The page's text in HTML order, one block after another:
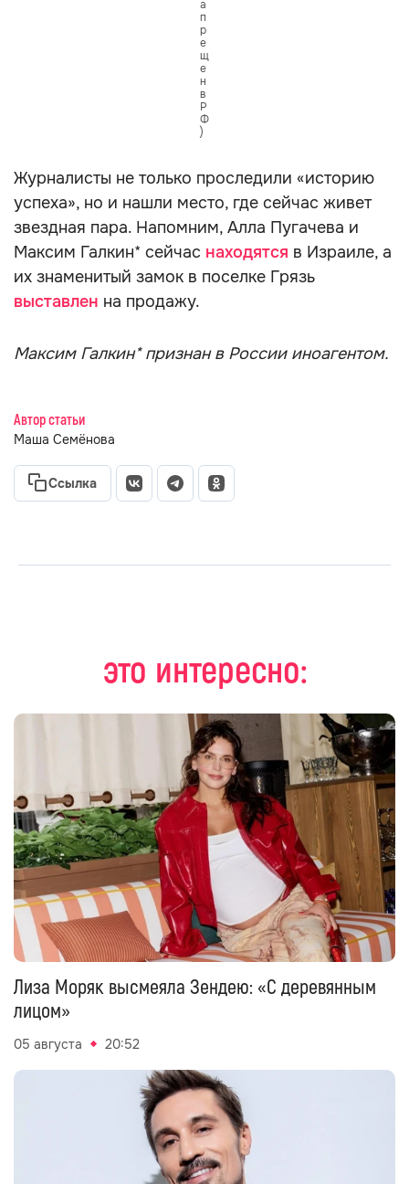
а
п
р
е
щ
е
н
в
Р
Ф
)
Журналисты не только проследили «историю
успеха», но и нашли место, где сейчас живет
звездная пара. Напомним, Алла Пугачева и
Максим Галкин* сейчас находятся в Израиле, а
их знаменитый замок в поселке Грязь
выставлен на продажу.
Максим Галкин* признан в России иноагентом.
Автор статьи
Маша Семёнова
Ссылка
это интересно:
Лиза Моряк высмеяла Зендею: «С деревянным
лицом»
05 августа 20:52